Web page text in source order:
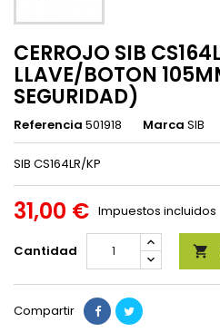
CERROJO SIB
LLAVE/BOTON
SEGURIDAD)
Referencia 501918 Marca SIB
SIB CS164LR/KP
31,00 € Impuestos incluidos
Cantidad 
Compartir